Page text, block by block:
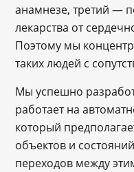
анамнезе, третий —
лекарства от
Поэтому мы
таких людей с
Мы успешно
работает на
который
объектов и
переходов между